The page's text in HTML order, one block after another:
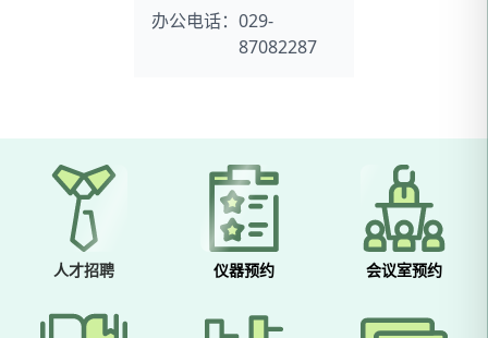
办公电话：029-
87082287
人才招聘 仪器预约 会议室预约